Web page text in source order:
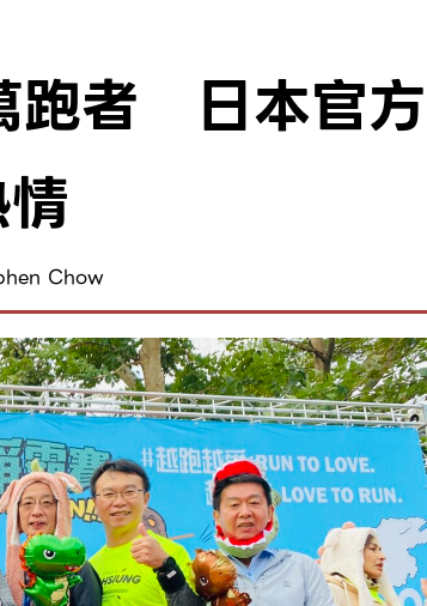
跑者 日本官方
Chow